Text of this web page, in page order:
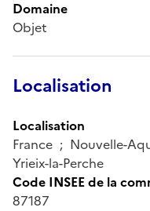
Domaine
Objet
Localisation
Localisation
France ; Nouvelle-
Yrieix-la-Perche
Code INSEE de la
87187